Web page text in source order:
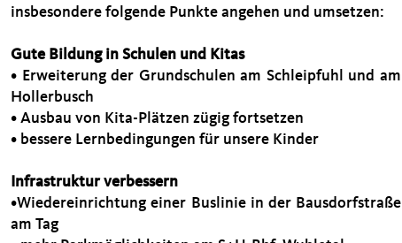
insbesondere folgende Punkte angehen und umsetzen:
Gute Bildung in Schulen und Kitas
• Erweiterung der Grundschulen am Schleipfuhl und am
Hollerbusch
• Ausbau von Kita-Plätzen zügig fortsetzen
• bessere Lernbedingungen für unsere Kinder
Infrastruktur verbessern
•Wiedereinrichtung einer Buslinie in der Bausdorfstraße
am Tag